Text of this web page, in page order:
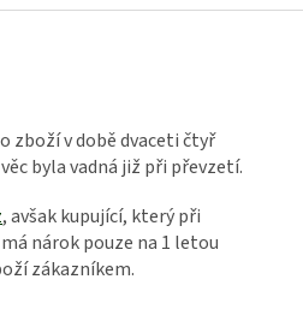
zboží v době dvaceti čtyř
byla vadná již při převzetí.
, avšak kupující, který při
nárok pouze na 1 letou
zákazníkem.